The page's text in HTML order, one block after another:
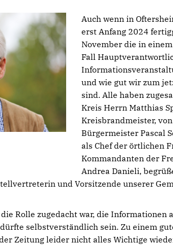
Auch wenn in
erst Anfang 2024
November die in
Fall
und wie gut wir zum
sind. Alle haben
Kreis Herrn Matthias
Kreisbrandmeister,
Bürgermeister Pascal
als Chef der örtlichen
Kommandanten der
Andrea Danieli,
und Vorsitzende unserer
Rolle zugedacht war, die
selbstverständlich sein. Zu einem
Zeitung leider nicht alles Wichtige